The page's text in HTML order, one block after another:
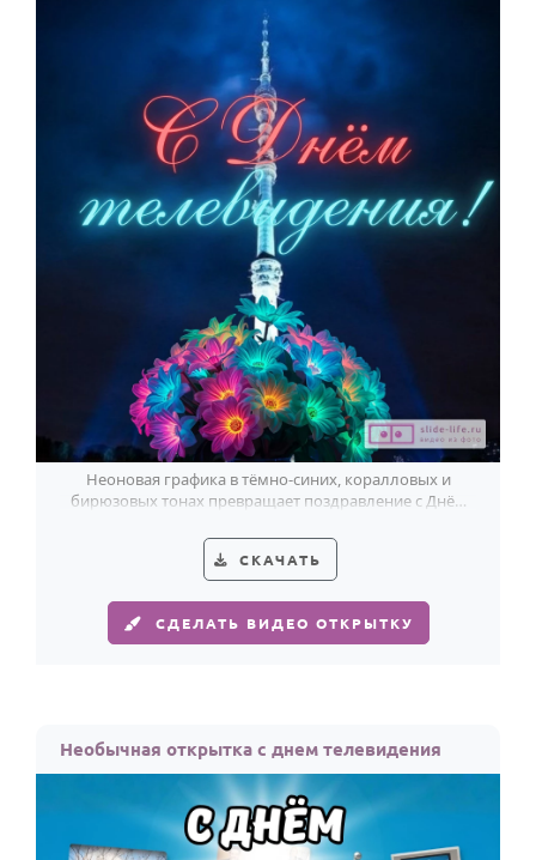
Неоновая графика в тёмно-синих, коралловых и
бирюзовых тонах превращает поздравление с Днём
СКАЧАТЬ
СДЕЛАТЬ ВИДЕО ОТКРЫТКУ
Необычная открытка с днем телевидения